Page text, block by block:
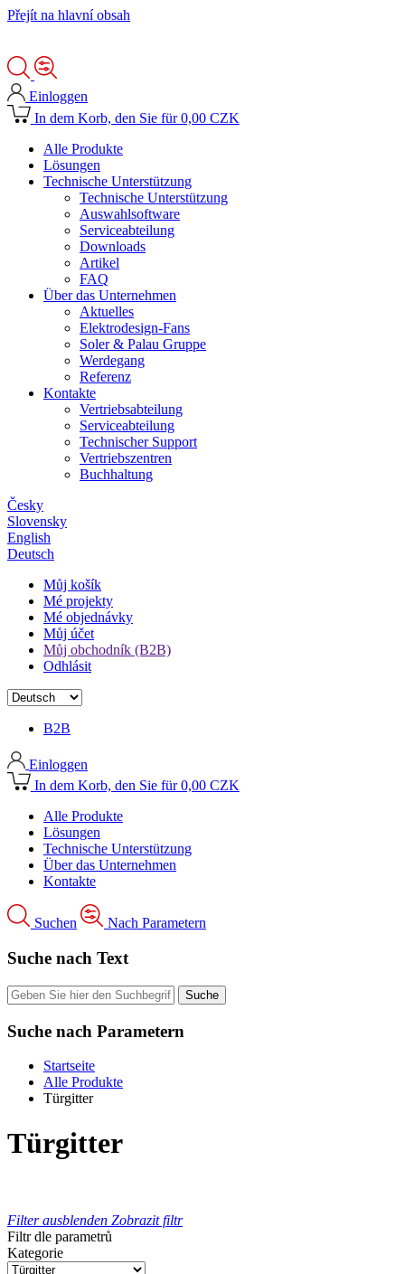
Přejít na hlavní obsah
Einloggen
In dem Korb, den Sie für 0,00 CZK
Alle Produkte
Lösungen
Technische Unterstützung
Technische Unterstützung
Auswahlsoftware
Serviceabteilung
Downloads
Artikel
FAQ
Über das Unternehmen
Aktuelles
Elektrodesign-Fans
Soler & Palau Gruppe
Werdegang
Referenz
Kontakte
Vertriebsabteilung
Serviceabteilung
Technischer Support
Vertriebszentren
Buchhaltung
Česky
Slovensky
English
Deutsch
Můj košík
Mé projekty
Mé objednávky
Můj účet
Můj obchodník (B2B)
Odhlásit
B2B
Einloggen
In dem Korb, den Sie für 0,00 CZK
Alle Produkte
Lösungen
Technische Unterstützung
Über das Unternehmen
Kontakte
Suchen Nach Parametern
Suche nach Text
Suche nach Parametern
Startseite
Alle Produkte
Türgitter
Türgitter
Filter ausblenden Zobrazit filtr
Filtr dle parametrů
Kategorie